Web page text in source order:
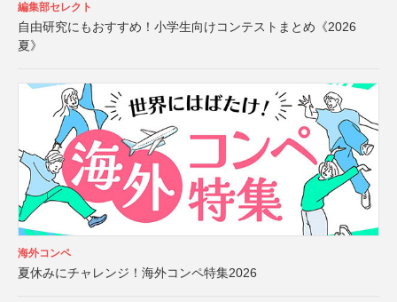
編集部セレクト
自由研究にもおすすめ！小学生向けコンテストまとめ《2026
夏》
海外コンペ
夏休みにチャレンジ！海外コンペ特集2026